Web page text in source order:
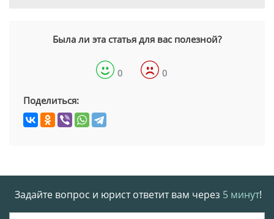
Была ли эта статья для вас полезной?
0 0
Поделиться:
Задайте вопрос и юрист ответит вам через 5 минут!